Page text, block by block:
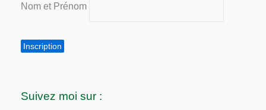
Nom et Prénom
Suivez moi sur :